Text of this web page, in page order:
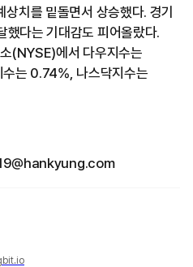
치를 밑돌면서 상승했다. 경기
했다는 기대감도 피어올랐다.
(NYSE)에서 다우지수는
는 0.74%, 나스닥지수는